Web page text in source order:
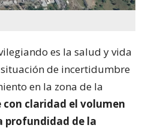
es la salud y vida
de incertidumbre
en la zona de la
con claridad el volumen
profundidad de la